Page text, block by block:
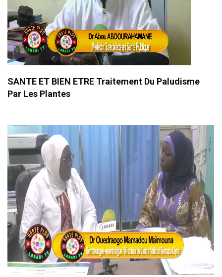
SANTE ET BIEN ETRE Traitement Du Paludisme
Par Les Plantes